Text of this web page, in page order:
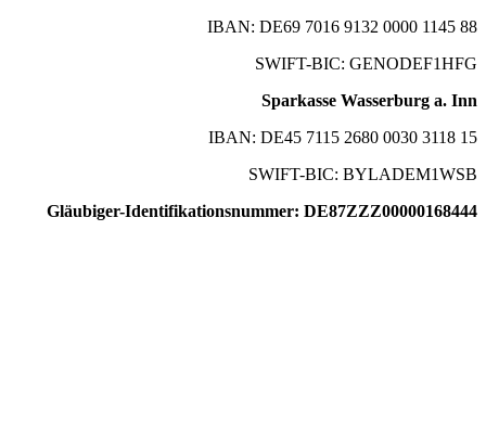
IBAN: DE69 7016 9132 0000 1145 88
SWIFT-BIC: GENODEF1HFG
Sparkasse Wasserburg a. Inn
IBAN: DE45 7115 2680 0030 3118 15
SWIFT-BIC: BYLADEM1WSB
Gläubiger-Identifikationsnummer: DE87ZZZ00000168444